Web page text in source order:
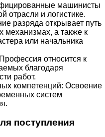
машинисты
отрасли и логистике.
разряда открывает путь
механизмах, а также к
или начальника
относится к
благодаря
работ.
компетенций: Освоение
систем
поступления